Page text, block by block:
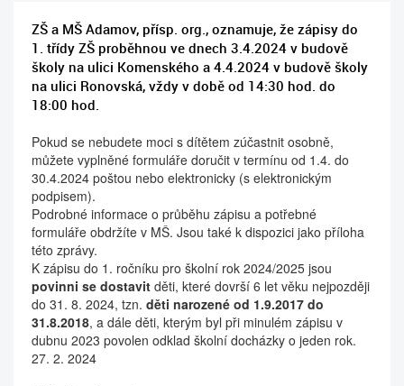
ZŠ a MŠ Adamov, přísp. org., oznamuje, že zápisy do
1. třídy ZŠ proběhnou ve dnech 3.4.2024 v budově
školy na ulici Komenského a 4.4.2024 v budově školy
na ulici Ronovská, vždy v době od 14:30 hod. do
18:00 hod.
Pokud se nebudete moci s dítětem zúčastnit osobně,
můžete vyplněné formuláře doručit v termínu od 1.4. do
30.4.2024 poštou nebo elektronicky (s elektronickým
podpisem).
Podrobné informace o průběhu zápisu a potřebné
formuláře obdržíte v MŠ. Jsou také k dispozici jako příloha
této zprávy.
K zápisu do 1. ročníku pro školní rok 2024/2025 jsou
povinni se dostavit děti, které dovrší 6 let věku nejpozději
do 31. 8. 2024, tzn. děti narozené od 1.9.2017 do
31.8.2018, a dále děti, kterým byl při minulém zápisu v
dubnu 2023 povolen odklad školní docházky o jeden rok.
27. 2. 2024